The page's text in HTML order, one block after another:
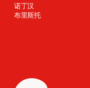
诺丁汉
布里斯托